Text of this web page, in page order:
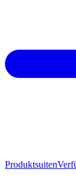
Produktsuiten